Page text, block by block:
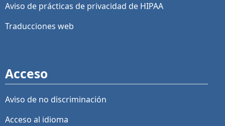
Aviso de prácticas de privacidad de HIPAA
Traducciones web
Acceso
Aviso de no discriminación
Acceso al idioma